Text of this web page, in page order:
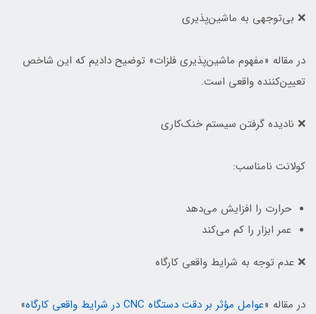
❌ بی‌توجهی به ماشین‌پذیری
در مقاله «مفهوم ماشین‌پذیری فلزات» توضیح دادیم که این شاخص
تعیین‌کننده واقعی است.
❌ نادیده گرفتن سیستم خنک‌کاری
کولانت نامناسب:
حرارت را افزایش می‌دهد
عمر ابزار را کم می‌کند
❌ عدم توجه به شرایط واقعی کارگاه
در مقاله «عوامل مؤثر بر دقت دستگاه CNC در شرایط واقعی کارگاه
»